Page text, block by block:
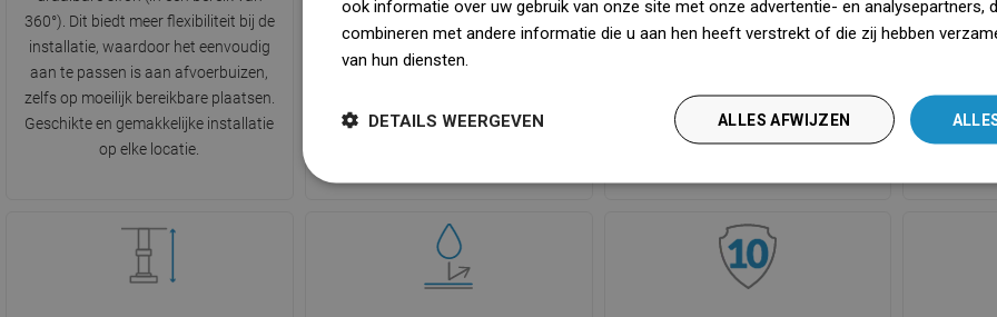
360°). Dit biedt meer flexibiliteit bij de
installatie, waardoor het eenvoudig
aan te passen is aan afvoerbuizen,
zelfs op moeilijk bereikbare plaatsen.
Geschikte en gemakkelijke installatie
op elke locatie.
water, terwijl het tegelijkertijd
Comfort en een hoog hygiëneniveau.
het onder water af te spoelen.
Perfecte ondersteuning voor het
waarborgen van hygiëne en netheid in
raakt en
ontstaat
ook informatie over uw gebruik van onze site met onze advertentie- en analysepartners,
combineren met andere informatie die u aan hen heeft verstrekt of die zij hebben
van hun diensten.
ALLES AFWIJZEN
DETAILS WEERGEVEN